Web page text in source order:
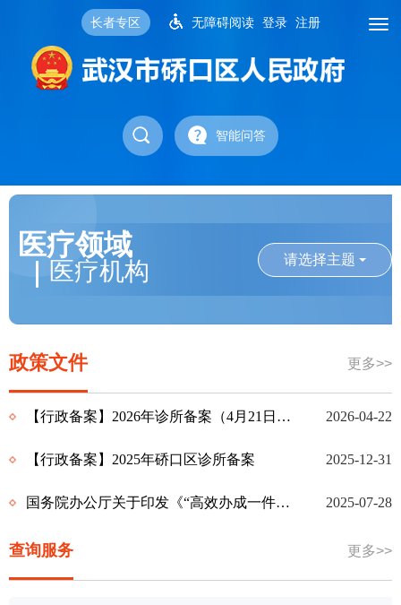
长者专区 无障碍阅读 登录 注册
智能问答
医疗领域
医疗机构 请选择主题
政策文件 更多>>
【行政备案】2026年诊所备案（4月21日止） 2026-04-22
【行政备案】2025年硚口区诊所备案 2025-12-31
国务院办公厅关于印发《“高效办成一件事” 2024年度新一批重点事项清单》的通知 2025-07-28
查询服务 更多>>